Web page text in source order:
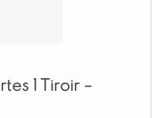
1 Tiroir –